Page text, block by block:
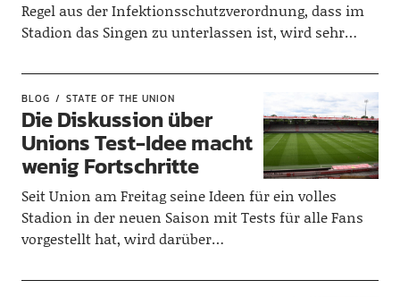
Regel aus der Infektionsschutzverordnung, dass im
Stadion das Singen zu unterlassen ist, wird sehr…
BLOG STATE OF THE UNION
Die Diskussion über
Unions Test-Idee macht
wenig Fortschritte
Seit Union am Freitag seine Ideen für ein volles
Stadion in der neuen Saison mit Tests für alle Fans
vorgestellt hat, wird darüber…